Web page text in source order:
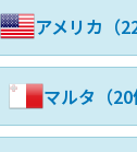
アメリカ（22
マルタ（20